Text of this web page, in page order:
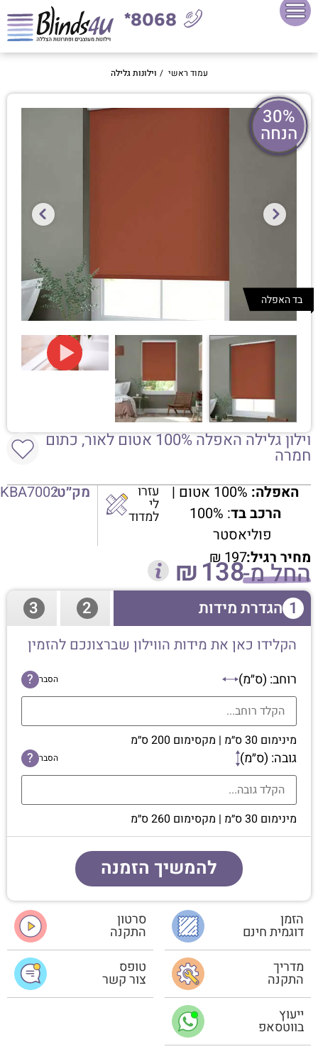
8068*
עמוד ראשי / וילונות גלילה
30%
הנחה
בד האפלה
וילון גלילה האפלה 100% אטום לאור, כתום
חמרה
האפלה:100% אטום |
הרכב בד : 100%
פוליאסטר
עזרו
לי
למדוד
מק״ט:KBA7002
מחיר רגיל: ₪197החל מ- ₪138
1 הגדרת מידות 2
3
הקלידו כאן את מידות הווילון שברצונכם להזמין
רוחב: (ס״מ) הסבר ?
מינימום 30 ס״מ | מקסימום 200 ס״מ
גובה: (ס״מ) הסבר ?
מינימום 30 ס״מ | מקסימום 260 ס״מ
להמשיך הזמנה
הזמן
דוגמית חינם
סרטון
התקנה
מדריך
התקנה
טופס
צור קשר
ייעוץ
בווטסאפ